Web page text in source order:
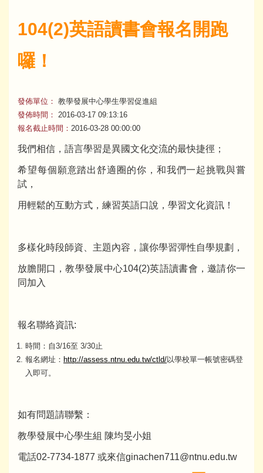
104(2)英語讀書會報名開跑
囉！
發佈單位： 教學發展中心學生學習促進組
發佈時間：
2016-03-17 09:13:16
報名截止時間： 2016-03-28 00:00:00
我們相信，語言學習是異國文化交流的最快捷徑；
希望每個願意踏出舒適圈的你，和我們一起挑戰與嘗
試，
用輕鬆的互動方式，練習英語口說，學習文化資訊！
多樣化時段師資、主題內容，讓你學習彈性自學規劃，
放膽開口，教學發展中心104(2)英語讀書會，邀請你一
同加入
報名聯絡資訊:
時間：自3/16至 3/30止
報名網址： http://assess.ntnu.edu.tw/ctld/以學校單一帳號密碼登
入即可。
如有問題請聯繫：
教學發展中心學生組 陳均旻小姐
電話02-7734-1877 或來信ginachen711@ntnu.edu.tw